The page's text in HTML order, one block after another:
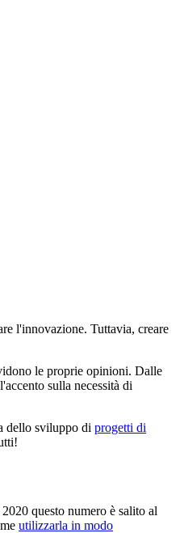
l'innovazione. Tuttavia, creare
le proprie opinioni. Dalle
sulla necessità di
dello sviluppo di progetti di
questo numero è salito al
utilizzarla in modo